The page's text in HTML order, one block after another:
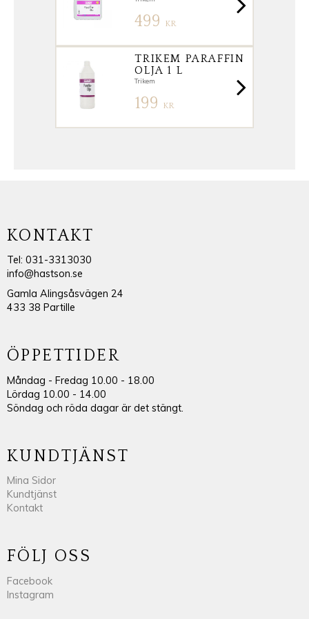
499 KR
TRIKEM PARAFFIN
OLJA 1 L
Trikem
199 KR
KONTAKT
Tel: 031-3313030
info@hastson.se
Gamla Alingsåsvägen 24
433 38 Partille
ÖPPETTIDER
Måndag - Fredag 10.00 - 18.00
Lördag 10.00 - 14.00
Söndag och röda dagar är det stängt.
KUNDTJÄNST
Mina Sidor
Kundtjänst
Kontakt
FÖLJ OSS
Facebook
Instagram